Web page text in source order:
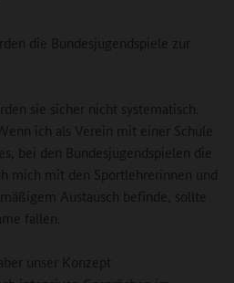
die Bundesjugendspiele zur
sie sicher nicht systematisch.
ich als Verein mit einer Schule
bei den Bundesjugendspielen die
mich mit den Sportlehrerinnen und
Austausch befinde, sollte
fallen.
unser Konzept